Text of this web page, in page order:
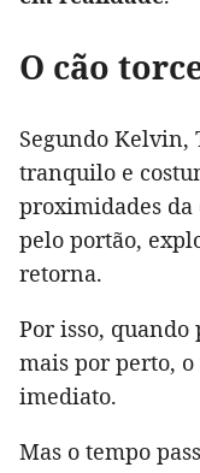
O cão
Segundo Kelvin,
tranquilo e
proximidades da
pelo portão,
retorna.
Por isso, quando
mais por perto,
imediato.
Mas o tempo